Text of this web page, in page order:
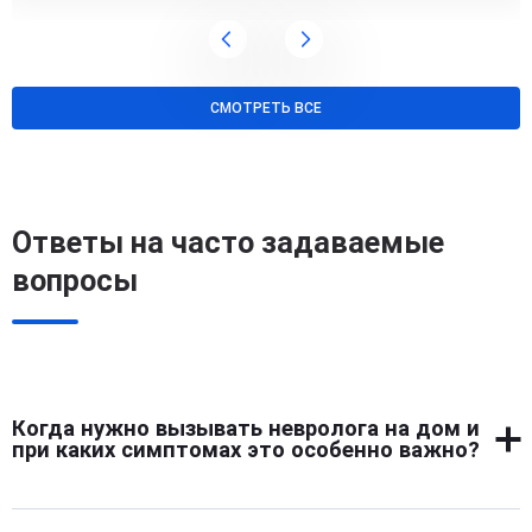
СМОТРЕТЬ ВСЕ
Ответы на часто задаваемые
вопросы
Когда нужно вызывать невролога на дом и
при каких симптомах это особенно важно?
Вызов невролога на дом необходим при выраженной